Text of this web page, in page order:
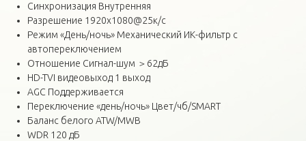
Синхронизация Внутренняя
Разрешение 1920х1080@25к/с
Режим «День/ночь» Механический ИК-фильтр с
автопереключением
Отношение Сигнал-шум ＞62дБ
HD-TVI видеовыход 1 выход
AGC Поддерживается
Переключение «день/ночь» Цвет/чб/SMART
Баланс белого ATW/MWB
WDR 120 дБ